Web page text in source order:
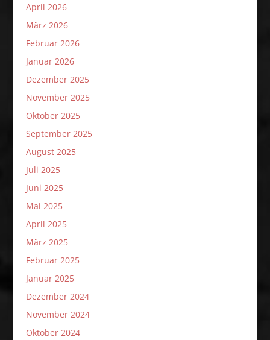
April 2026
März 2026
Februar 2026
Januar 2026
Dezember 2025
November 2025
Oktober 2025
September 2025
August 2025
Juli 2025
Juni 2025
Mai 2025
April 2025
März 2025
Februar 2025
Januar 2025
Dezember 2024
November 2024
Oktober 2024